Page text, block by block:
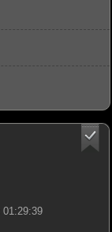
01:29:39